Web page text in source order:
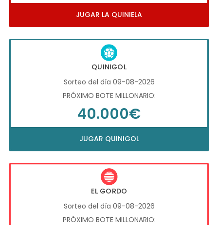
JUGAR LA QUINIELA
QUINIGOL
Sorteo del día 09-08-2026
PRÓXIMO BOTE MILLONARIO:
40.000€
JUGAR QUINIGOL
EL GORDO
Sorteo del día 09-08-2026
PRÓXIMO BOTE MILLONARIO: